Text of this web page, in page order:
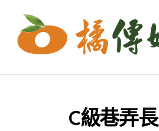
content
C級巷弄